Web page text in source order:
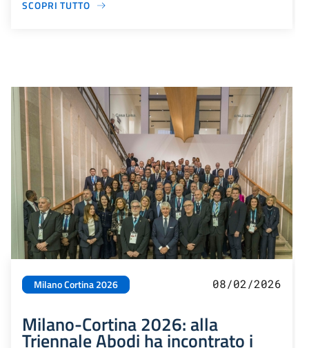
SCOPRI TUTTO
Milano Cortina 2026 08/02/2026
Milano-Cortina 2026: alla
Triennale Abodi ha incontrato i